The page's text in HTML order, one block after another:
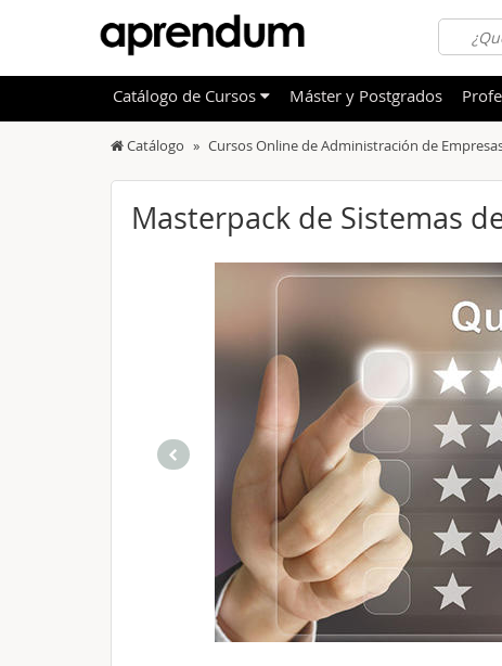
OFERTAS DESTACADAS
CURSOS MÁS VALORADOS
NOVEDADES DE NUESTRO CATÁLOGO
Deportes
Educación
Otras
Catálogo Cursos Online de Administración de
Masterpack de Sistemas
Catálogo de Cursos Máster y Postgrados